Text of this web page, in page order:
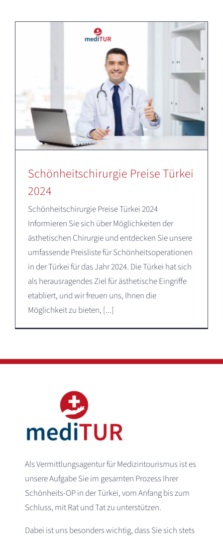
Schönheitschirurgie Preise Türkei
2024
Schönheitschirurgie Preise Türkei 2024
Informieren Sie sich über Möglichkeiten der
ästhetischen Chirurgie und entdecken Sie unsere
umfassende Preisliste für Schönheitsoperationen
in der Türkei für das Jahr 2024. Die Türkei hat sich
als herausragendes Ziel für ästhetische Eingriffe
etabliert, und wir freuen uns, Ihnen die
Möglichkeit zu bieten, [...]
Als Vermittlungsagentur für Medizintourismus ist es
unsere Aufgabe Sie im gesamten Prozess Ihrer
Schönheits-OP in der Türkei, vom Anfang bis zum
Schluss, mit Rat und Tat zu unterstützen.
Dabei ist uns besonders wichtig, dass Sie sich stets